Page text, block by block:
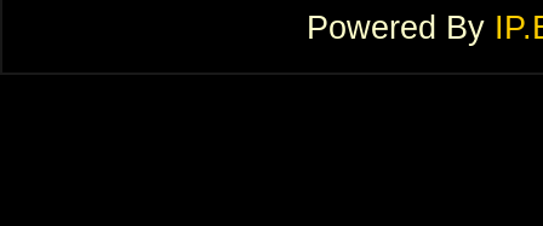
Powered By